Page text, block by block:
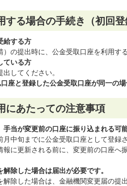
る場合の手続き（初回登
給する方
の提出時に、公金受取口座を利用す
ている方
してください。
座と登録した公金受取口座が同一の
にあたっての注意事項
当が変更前の口座に振り込まれる可
月中旬までに公金受取口座として登録
報に更新される前に、変更前の口座へ
除した場合は届出が必要です。
解除した場合は、金融機関変更届の提